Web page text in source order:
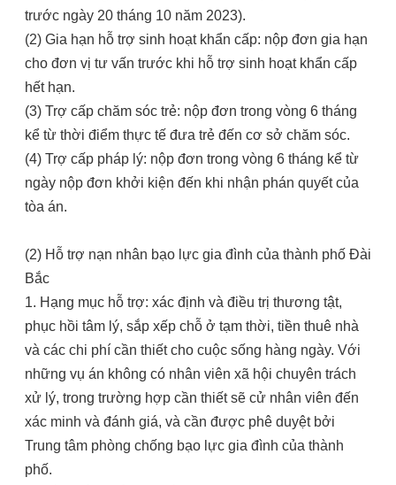
trước ngày 20 tháng 10 năm 2023).
(2) Gia hạn hỗ trợ sinh hoạt khẩn cấp: nộp đơn gia hạn
cho đơn vị tư vấn trước khi hỗ trợ sinh hoạt khẩn cấp
hết hạn.
(3) Trợ cấp chăm sóc trẻ: nộp đơn trong vòng 6 tháng
kể từ thời điểm thực tế đưa trẻ đến cơ sở chăm sóc.
(4) Trợ cấp pháp lý: nộp đơn trong vòng 6 tháng kể từ
ngày nộp đơn khởi kiện đến khi nhận phán quyết của
tòa án.
(2) Hỗ trợ nạn nhân bạo lực gia đình của thành phố Đài
Bắc
1. Hạng mục hỗ trợ: xác định và điều trị thương tật,
phục hồi tâm lý, sắp xếp chỗ ở tạm thời, tiền thuê nhà
và các chi phí cần thiết cho cuộc sống hàng ngày. Với
những vụ án không có nhân viên xã hội chuyên trách
xử lý, trong trường hợp cần thiết sẽ cử nhân viên đến
xác minh và đánh giá, và cần được phê duyệt bởi
Trung tâm phòng chống bạo lực gia đình của thành
phố.